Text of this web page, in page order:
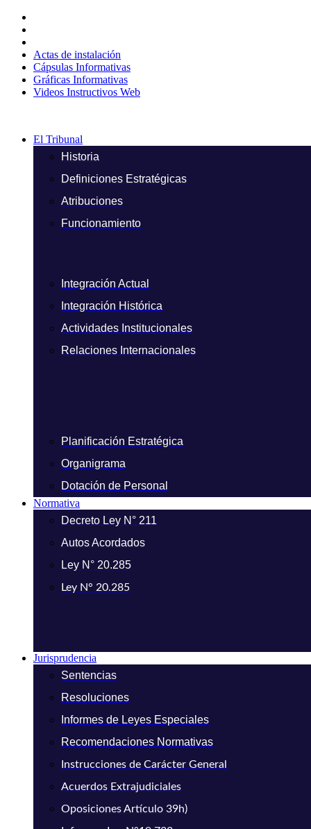
contenido
Actas de instalación
Cápsulas Informativas
Gráficas Informativas
Videos Instructivos Web
El Tribunal
Historia
Definiciones Estratégicas
Atribuciones
Funcionamiento
Integración Actual
Integración Histórica
Actividades Institucionales
Relaciones Internacionales
Planificación Estratégica
Organigrama
Dotación de Personal
Normativa
Decreto Ley N° 211
Autos Acordados
Ley N° 20.285
Ley N° 20.285
Jurisprudencia
Sentencias
Resoluciones
Informes de Leyes Especiales
Recomendaciones Normativas
Instrucciones de Carácter General
Acuerdos Extrajudiciales
Oposiciones Artículo 39h)